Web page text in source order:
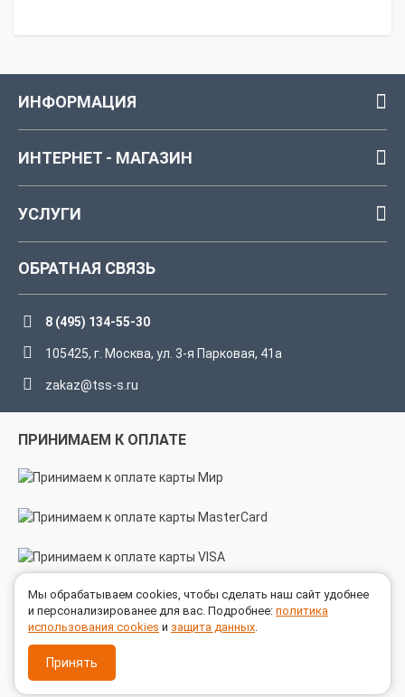
ИНФОРМАЦИЯ
ИНТЕРНЕТ - МАГАЗИН
УСЛУГИ
ОБРАТНАЯ СВЯЗЬ
8 (495) 134-55-30
105425, г. Москва, ул. 3-я Парковая, 41а
zakaz@tss-s.ru
ПРИНИМАЕМ К ОПЛАТЕ
МЫ В СОЦСЕТЯХ
Мы обрабатываем cookies, чтобы сделать наш сайт удобнее
и персонализированее для вас. Подробнее: политика
использования cookies и защита данных.
Принять